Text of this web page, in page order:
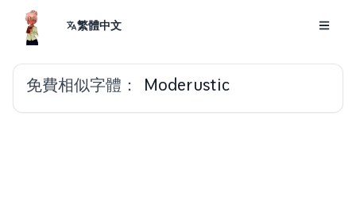
繁體中文
免費相似字體： Moderustic